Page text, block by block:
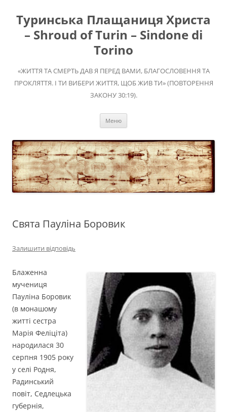
вмісту
Туринська Плащаниця Христа
– Shroud of Turin – Sindone di
Torino
«ЖИТТЯ ТА СМЕРТЬ ДАВ Я ПЕРЕД ВАМИ, БЛАГОСЛОВЕННЯ ТА
ПРОКЛЯТТЯ. І ТИ ВИБЕРИ ЖИТТЯ, ЩОБ ЖИВ ТИ» (ПОВТОРЕННЯ
ЗАКОНУ 30:19).
Меню
Свята Пауліна Боровик
Залишити відповідь
Блаженна
мучениця
Пауліна Боровик
(в монашому
житті сестра
Марія Феліціта)
народилася 30
серпня 1905 року
у селі Родня,
Радинський
повіт, Седлецька
губернія,